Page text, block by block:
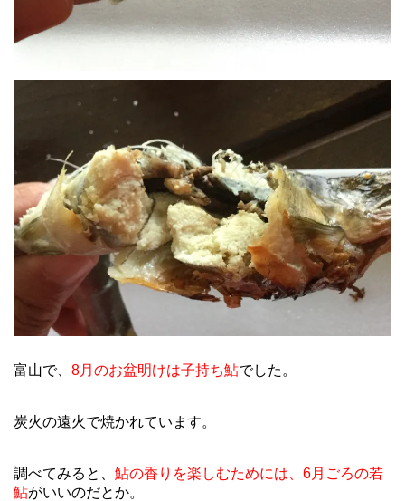
富山で、 8月のお盆明けは子持ち鮎でした。
炭火の遠火で焼かれています。
調べてみると、 鮎の香りを楽しむためには、6月ごろの若
鮎がいいのだとか。